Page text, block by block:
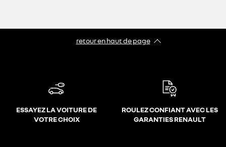
retour en haut de page​
ESSAYEZ LA VOITURE DE
VOTRE CHOIX
ROULEZ CONFIANT AVEC LES
GARANTIES RENAULT